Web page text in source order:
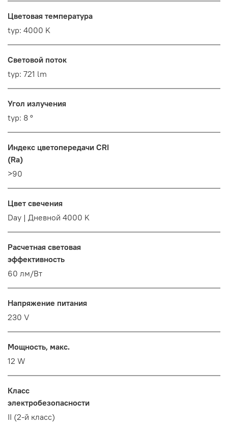
Цветовая температура
typ: 4000 K
Световой поток
typ: 721 lm
Угол излучения
typ: 8 °
Индекс цветопередачи CRI
(Ra)
>90
Цвет свечения
Day | Дневной 4000 K
Расчетная световая
эффективность
60 лм/Вт
Напряжение питания
230 V
Мощность, макс.
12 W
Класс
электробезопасности
II (2-й класс)